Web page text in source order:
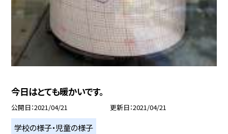
今日はとても暖かいです。
公開日 2021/04/21 更新日 2021/04/21
学校の様子・児童の様子